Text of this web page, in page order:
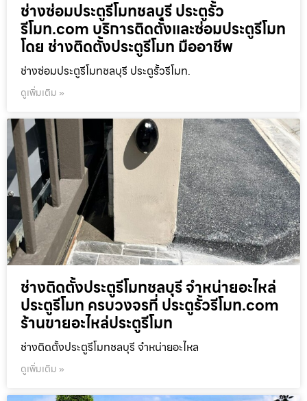
ช่างซ่อมประตูรีโมทชลบุรี ประตูรั้ว
รีโมท.com บริการติดตั้งและซ่อมประตูรีโมท
โดย ช่างติดตั้งประตูรีโมท มืออาชีพ
ช่างซ่อมประตูรีโมทชลบุรี ประตูรั้วรีโมท.
ดูเพิ่มเติม »
ช่างติดตั้งประตูรีโมทชลบุรี จำหน่ายอะไหล่
ประตูรีโมท ครบวงจรที่ ประตูรั้วรีโมท.com
ร้านขายอะไหล่ประตูรีโมท
ช่างติดตั้งประตูรีโมทชลบุรี จำหน่ายอะไหล
ดูเพิ่มเติม »